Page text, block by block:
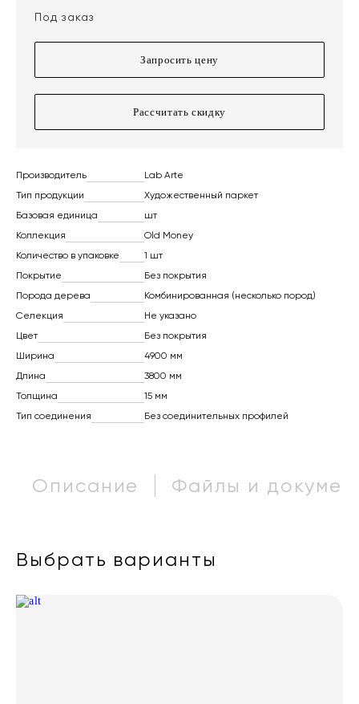
Под заказ
Запросить цену
Рассчитать скидку
Производитель
Lab Arte
Тип продукции
Художественный паркет
Базовая единица
шт
Коллекция
Old Money
Количество в упаковке
1 шт
Покрытие
Без покрытия
Порода дерева
Комбинированная (несколько пород)
Селекция
Не указано
Цвет
Без покрытия
Ширина
4900 мм
Длина
3800 мм
Толщина
15 мм
Тип соединения
Без соединительных профилей
Описание Файлы и
Выбрать варианты